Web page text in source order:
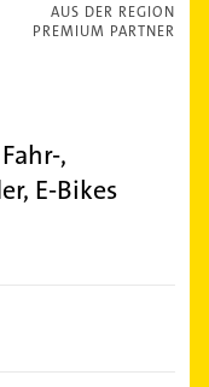
AUS DER REGION
PREMIUM PARTNER
,
E-Bikes